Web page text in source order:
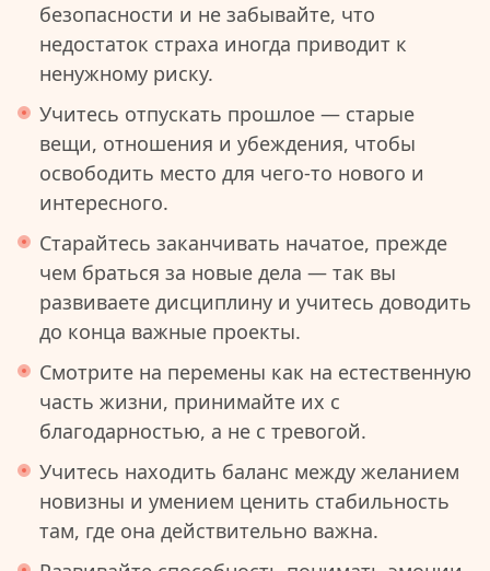
безопасности и не забывайте, что
недостаток страха иногда приводит к
ненужному риску.
Учитесь отпускать прошлое — старые
вещи, отношения и убеждения, чтобы
освободить место для чего-то нового и
интересного.
Старайтесь заканчивать начатое, прежде
чем браться за новые дела — так вы
развиваете дисциплину и учитесь доводить
до конца важные проекты.
Смотрите на перемены как на естественную
часть жизни, принимайте их с
благодарностью, а не с тревогой.
Учитесь находить баланс между желанием
новизны и умением ценить стабильность
там, где она действительно важна.